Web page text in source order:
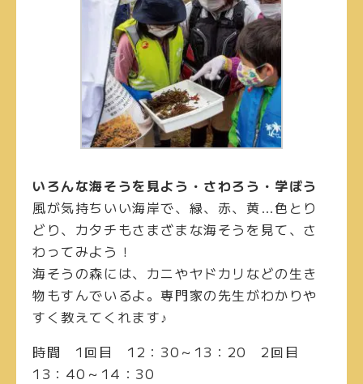
いろんな海そうを見よう・さわろう・学ぼう
風が気持ちいい海岸で、緑、赤、黄…色とり
どり、カタチもさまざまな海そうを見て、さ
わってみよう！
海そうの森には、カニやヤドカリなどの生き
物もすんでいるよ。専門家の先生がわかりや
すく教えてくれます♪
時間
1回目 12：30～13：202回目
13：40～14：30